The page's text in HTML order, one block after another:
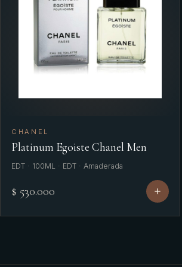
CHANEL
Platinum Egoiste Chanel Men
EDT · 100ML · EDT · Amaderada
$ 530.000